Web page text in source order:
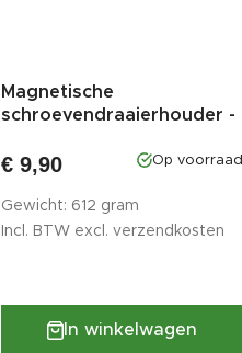
Magnetische
schroevendraaierhouder -
€ 9,90 Op voorraad
Gewicht: 612 gram
Incl. BTW excl. verzendkosten
In winkelwagen